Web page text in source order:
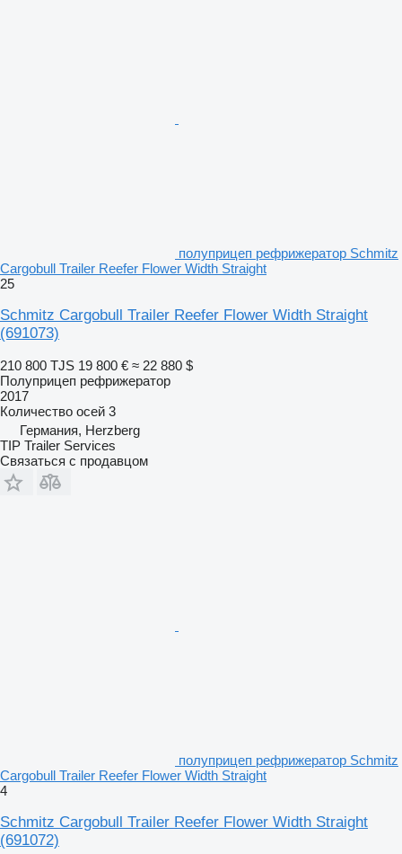
полуприцеп рефрижератор Schmitz
Cargobull Trailer Reefer Flower Width Straight
25
Schmitz Cargobull Trailer Reefer Flower Width Straight
(691073)
210 800 TJS 19 800 € ≈ 22 880 $
Полуприцеп рефрижератор
2017
Количество осей 3
Германия, Herzberg
TIP Trailer Services
Связаться с продавцом
полуприцеп рефрижератор Schmitz
Cargobull Trailer Reefer Flower Width Straight
4
Schmitz Cargobull Trailer Reefer Flower Width Straight
(691072)